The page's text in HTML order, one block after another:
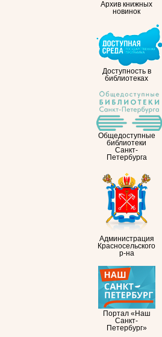
Архив книжных
новинок
Доступность в
библиотеках
Общедоступные
библиотеки
Санкт-
Петербурга
Администрация
Красносельского
р-на
Портал «Наш
Санкт-
Петербург»